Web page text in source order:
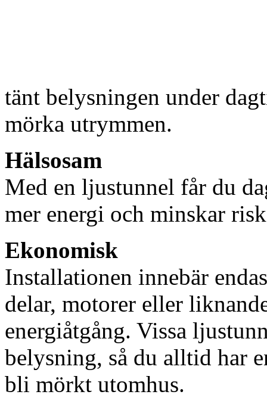
tänt belysningen under
mörka utrymmen.
Hälsosam
Med en ljustunnel får du
mer energi och minskar
Ekonomisk
Installationen innebär
delar, motorer eller
energiåtgång. Vissa
belysning, så du alltid har
bli mörkt utomhus.